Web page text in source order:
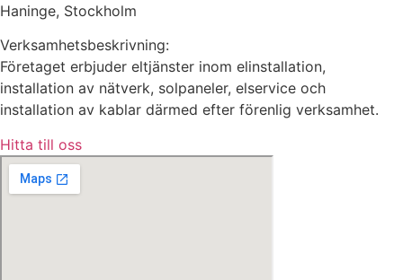
Haninge, Stockholm
Verksamhetsbeskrivning:
Företaget erbjuder eltjänster inom elinstallation,
installation av nätverk, solpaneler, elservice och
installation av kablar därmed efter förenlig verksamhet.
Hitta till oss